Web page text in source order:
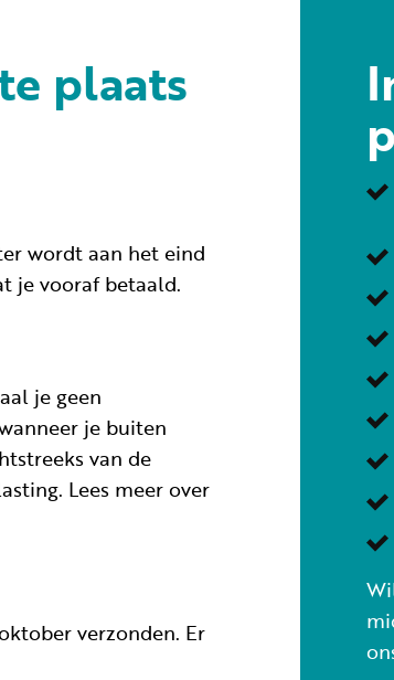
plaats
wordt aan het eind
je vooraf betaald.
je geen
je buiten
van de
Lees meer over
verzonden. Er